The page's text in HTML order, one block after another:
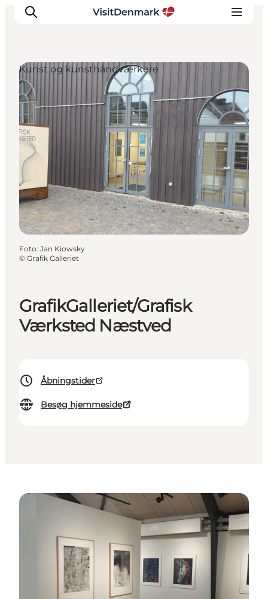
Inspiration
Destinationer
Oplevelser
Overnatning
Planlæg ferien
GrafikGalleriet/Grafisk
Værksted Næstved
Åbningstider
Besøg hjemmeside
Kunst og kunsthåndværkere
Foto: Jan Kiowsky
© Grafik Galleriet